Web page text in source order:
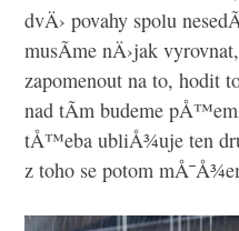
dvÄ› povahy spolu
musÃ­me nÄ›jak
zapomenout na to, hodit
nad tÃ­m budeme
tÅ™eba ubliÅ¾uje ten
z toho se potom